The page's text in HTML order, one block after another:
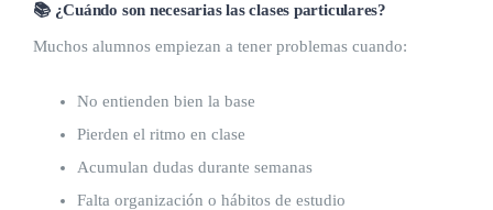
📚 ¿Cuándo son necesarias las clases particulares?
Muchos alumnos empiezan a tener problemas cuando:
No entienden bien la base
Pierden el ritmo en clase
Acumulan dudas durante semanas
Falta organización o hábitos de estudio